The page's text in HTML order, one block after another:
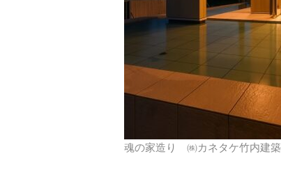
魂の家造り ㈱カネタケ竹内建築